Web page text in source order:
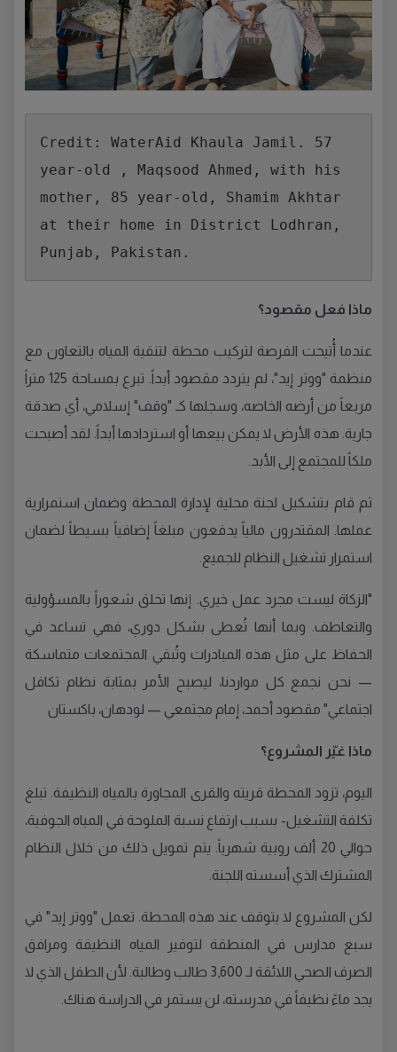
Credit: WaterAid Khaula Jamil. 57
year-old , Maqsood Ahmed, with his
mother, 85 year-old, Shamim Akhtar
at their home in District Lodhran,
Punjab, Pakistan.
ماذا فعل مقصود؟
عندما أُتيحت الفرصة لتركيب محطة لتنقية المياه بالتعاون مع
منظمة "ووتر إيد"، لم يتردد مقصود أبداً. تبرع بمساحة 125 متراً
مربعاً من أرضه الخاصه، وسجلها كـ "وقف" إسلامي، أي صدقة
جارية. هذه الأرض لا يمكن بيعها أو استردادها أبداً. لقد أصبحت
ملكاً للمجتمع إلى الأبد.
ثم قام بتشكيل لجنة محلية لإدارة المحطة وضمان استمرارية
عملها. المقتدرون مالياً يدفعون مبلغاً إضافياً بسيطاً لضمان
استمرار تشغيل النظام للجميع.
"الزكاة ليست مجرد عمل خيري. إنها تخلق شعوراً بالمسؤولية
والتعاطف. وبما أنها تُعطى بشكل دوري، فهي تساعد في
الحفاظ على مثل هذه المبادرات وتُبقي المجتمعات متماسكة
— نحن نجمع كل مواردنا، ليصبح الأمر بمثابة نظام تكافل
اجتماعي" مقصود أحمد، إمام مجتمعي — لودهان، باكستان
ماذا غيّر المشروع؟
اليوم، تزود المحطة قريته والقرى المجاورة بالمياه النظيفة. تبلغ
تكلفة التشغيل- بسبب ارتفاع نسبة الملوحة في المياه الجوفية،
حوالي 20 ألف روبية شهرياً. يتم تمويل ذلك من خلال النظام
المشترك الذي أسسته اللجنة.
لكن المشروع لا يتوقف عند هذه المحطة. تعمل "ووتر إيد" في
سبع مدارس في المنطقة لتوفير المياه النظيفة ومرافق
الصرف الصحي اللائقة لـ 3,600 طالب وطالبة. لأن الطفل الذي لا
يجد ماءً نظيفاً في مدرسته، لن يستمر في الدراسة هناك.